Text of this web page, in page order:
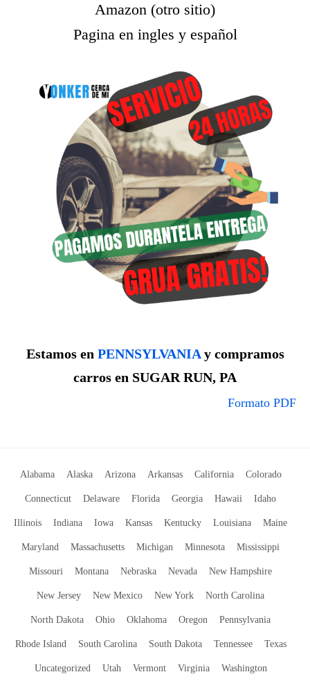
Amazon (otro sitio)
Pagina en ingles y español
Estamos en PENNSYLVANIAy compramos
carros en SUGAR RUN, PA
Formato PDF
Alabama Alaska Arizona Arkansas California Colorado
Connecticut Delaware Florida Georgia Hawaii Idaho
Illinois Indiana Iowa Kansas Kentucky Louisiana Maine
Maryland Massachusetts Michigan Minnesota Mississippi
Missouri Montana Nebraska Nevada New Hampshire
New Jersey New Mexico New York North Carolina
North Dakota Ohio Oklahoma Oregon Pennsylvania
Rhode Island South Carolina South Dakota Tennessee Texas
Uncategorized Utah Vermont Virginia Washington